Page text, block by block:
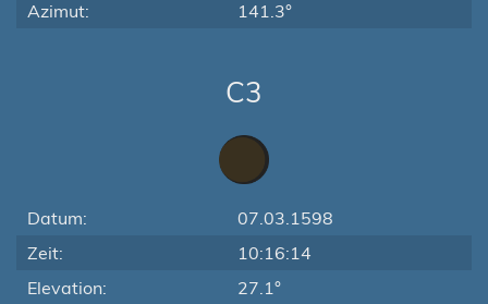
Azimut:
141.3°
C3
Datum:
07.03.1598
Zeit:
10:16:14
Elevation:
27.1°